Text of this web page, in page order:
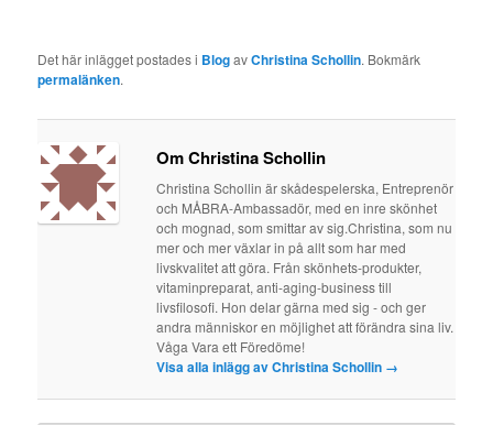
Det här inlägget postades i BlogavChristina Schollin. Bokmärk
permalänken.
Om Christina Schollin
Christina Schollin är skådespelerska, Entreprenör
och MÅBRA-Ambassadör, med en inre skönhet
och mognad, som smittar av sig.Christina, som nu
mer och mer växlar in på allt som har med
livskvalitet att göra. Från skönhets-produkter,
vitaminpreparat, anti-aging-business till
livsfilosofi. Hon delar gärna med sig - och ger
andra människor en möjlighet att förändra sina liv.
Våga Vara ett Föredöme!
Visa alla inlägg av Christina Schollin →